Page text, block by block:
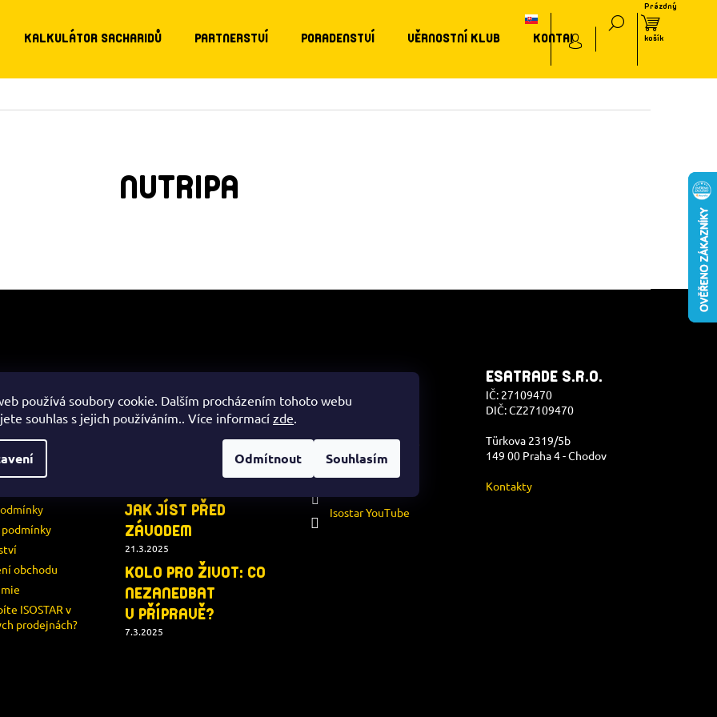
používá soubory cookie. Dalším procházením tohoto webu
souhlas s jejich používáním.. Více informací zde.
Odmítnout Souhlasím
KALKULÁTOR SACHARIDŮ PARTNERSTVÍ PORADENSTVÍ VĚRNOSTNÍ KLUB KONTAKT
NUTRIPA
PRO
podmínky
zpracování
obchodu
ISOSTAR v
prodejnách?
PORADENSTVÍ
KOLO PRO ŽIVOT:
VÝŽIVA PO ZÁVODĚ
JAK JÍST PŘED
ZÁVODEM
21.3.2025
KOLO PRO ŽIVOT: CO
NEZANEDBAT
V PŘÍPRAVĚ?
7.3.2025
KONTAKT
+420 602 366 388
Isostar Facebook
Isostar YouTube
ESATRADE S.R.O.
IČ: 27109470
DIČ: CZ27109470
Türkova 2319/5b
149 00 Praha 4 - Chodov
Kontakty